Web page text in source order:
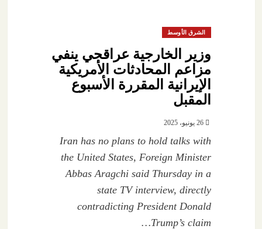
الشرق الأوسط
وزير الخارجية عراقجي ينفي
مزاعم المحادثات الأمريكية
الإيرانية المقررة الأسبوع
المقبل
26 يونيو، 2025
Iran has no plans to hold talks with
the United States, Foreign Minister
Abbas Aragchi said Thursday in a
state TV interview, directly
contradicting President Donald
Trump’s claim…